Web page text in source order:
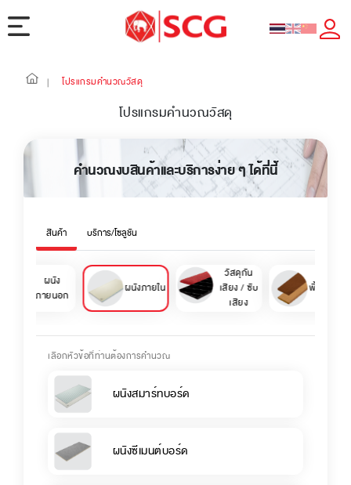
| โปรแกรมคำนวณวัสดุ
โปรแกรมคำนวณวัสดุ
คำนวณงบสินค้าและบริการง่าย ๆ ได้ที่นี้
สินค้า บริการ/โซลูชัน
ผนัง
ภายนอก
ผนังภายใน
วัสดุกัน
เสียง / ซับ
เสียง
พื้นภายน
เลือกหัวข้อที่ท่านต้องการคำนวณ
ผนังสมาร์ทบอร์ด
ผนังซีเมนต์บอร์ด